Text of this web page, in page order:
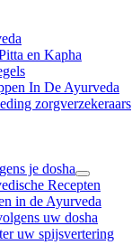
en Kapha
In De Ayurveda
zorgverzekeraars
je dosha
Recepten
in de Ayurveda
uw dosha
uw spijsvertering